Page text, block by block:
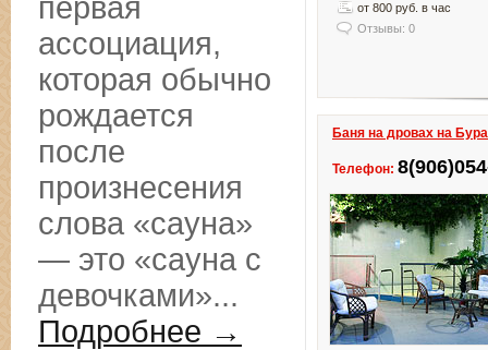
от 800 руб. в час
Отзывы: 0
Баня на дровах на
Телефон:
первая
ассоциация,
которая обычно
рождается
после
произнесения
слова «сауна»
— это «сауна с
девочками»...
Подробнее →